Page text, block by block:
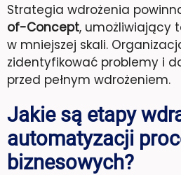
Strategia wdrożenia
of-Concept, umożliwiający
w mniejszej skali.
zidentyfikować problemy i
przed pełnym wdrożeniem.
Jakie są etapy
automatyzacji
biznesowych?